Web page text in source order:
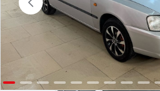
Загрузка...
Воспользуйтесь формой на
ответить на все ваши вопросы